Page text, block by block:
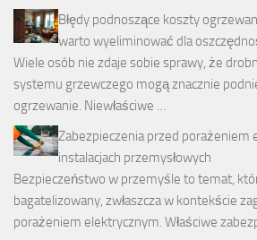
Błędy podnoszące koszty
warto wyeliminować dla
Wiele osób nie zdaje sobie sprawy, że
systemu grzewczego mogą znacznie
ogrzewanie. Niewłaściwe …
Zabezpieczenia przed porażeniem
instalacjach przemysłowych
Bezpieczeństwo w przemyśle to temat,
bagatelizowany, zwłaszcza w kontekście
porażeniem elektrycznym. Właściwe